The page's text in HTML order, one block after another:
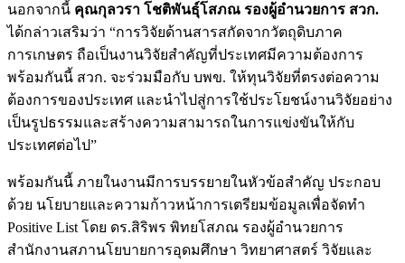
นอกจากนี้ คุณกุลวรา โชติพันธุ์โสภณ รองผู้อำนวยการ สวก.
ได้กล่าวเสริมว่า “การวิจัยด้านสารสกัดจากวัตถุดิบภาค
การเกษตร ถือเป็นงานวิจัยสำคัญที่ประเทศมีความต้องการ
พร้อมกันนี้ สวก. จะร่วมมือกับ บพข. ให้ทุนวิจัยที่ตรงต่อความ
ต้องการของประเทศ และนำไปสู่การใช้ประโยชน์งานวิจัยอย่าง
เป็นรูปธรรมและสร้างความสามารถในการแข่งขันให้กับ
ประเทศต่อไป”
พร้อมกันนี้ ภายในงานมีการบรรยายในหัวข้อสำคัญ ประกอบ
ด้วย นโยบายและความก้าวหน้าการเตรียมข้อมูลเพื่อจัดทำ
Positive List โดย ดร.สิริพร พิทยโสภณ รองผู้อำนวยการ
สำนักงานสภานโยบายการอุดมศึกษา วิทยาศาสตร์ วิจัยและ